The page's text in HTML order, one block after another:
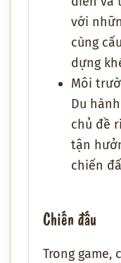
với
cùng
dựng
Môi
Du
chủ đề
tận
chiến
Chiến đấu
Trong game,